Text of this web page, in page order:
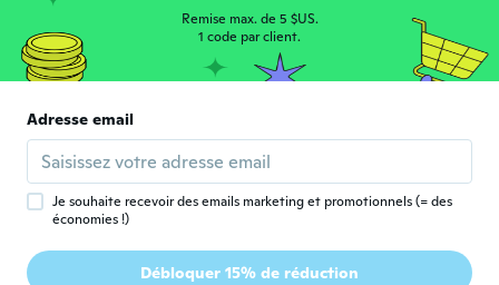
Jey
Just like the picture. Perfect fit according
to chart. Very comfortable. They just stink
up my feet a little.
agnieszka
Inscrit depuis 2016 · 37 avis
Remise max. de 5 $US.
1 code par client.
Adresse email
Je souhaite recevoir des emails marketing et promotionnels (= des
économies !)
Débloquer 15% de réduction